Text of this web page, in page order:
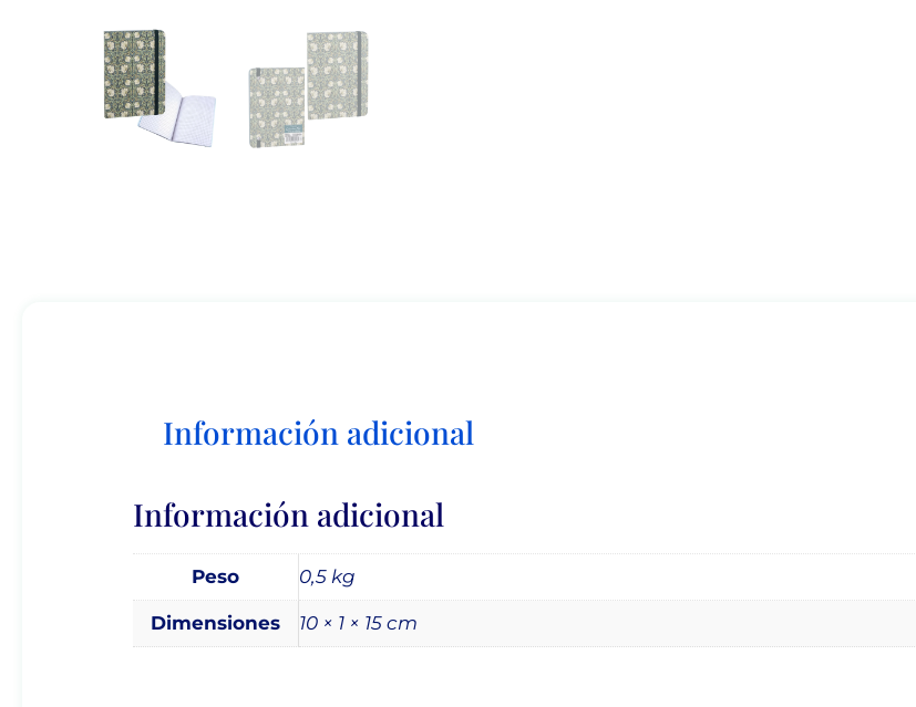
Información adicional
Información adicional
Peso 0,5 kg
Dimensiones 10 × 1 × 15 cm